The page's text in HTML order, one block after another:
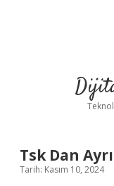
Tsk Dan
Tarih: Kasım 10, 2024